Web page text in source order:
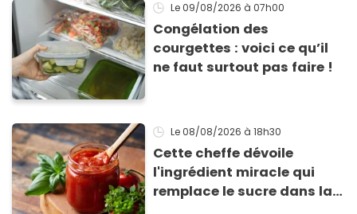
Le 09/08/2026 à 07h00
Congélation des
courgettes : voici ce qu’il
ne faut surtout pas faire !
Le 08/08/2026 à 18h30
Cette cheffe dévoile
l'ingrédient miracle qui
remplace le sucre dans la